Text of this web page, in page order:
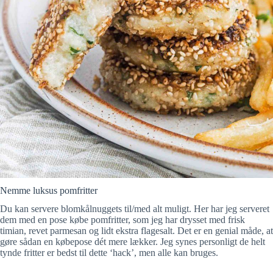
Nemme luksus pomfritter
Du kan servere blomkålnuggets til/med alt muligt. Her har jeg serveret
dem med en pose købe pomfritter, som jeg har drysset med frisk
timian, revet parmesan og lidt ekstra flagesalt. Det er en genial måde, at
gøre sådan en købepose dét mere lækker. Jeg synes personligt de helt
tynde fritter er bedst til dette ‘hack’, men alle kan bruges.